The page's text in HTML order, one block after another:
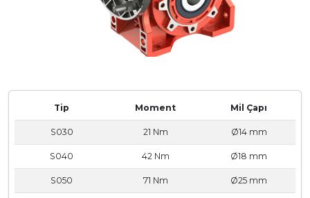
Tip Moment Mil Çapı
S030 21 Nm Ø14 mm
S040 42 Nm Ø18 mm
S050 71 Nm Ø25 mm